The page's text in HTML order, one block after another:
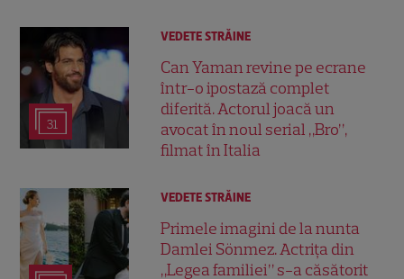
31
VEDETE STRĂINE
Can Yaman revine pe ecrane
într-o ipostază complet
diferită. Actorul joacă un
avocat în noul serial „Bro”,
filmat în Italia
VEDETE STRĂINE
Primele imagini de la nunta
Damlei Sönmez. Actrița din
„Legea familiei” s-a căsătorit